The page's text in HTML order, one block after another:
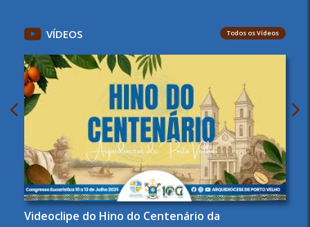
VÍDEOS Todos os Vídeos
Videoclipe do Hino do Centenário da